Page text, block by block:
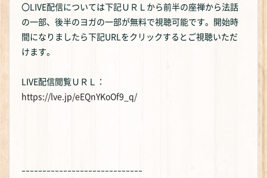
〇LIVE配信については下記ＵＲＬから前半の座禅から法話
の一部、後半のヨガの一部が無料で視聴可能です。開始時
間になりましたら下記URLをクリックするとご視聴いただ
けます。
LIVE配信閲覧ＵＲＬ：
https://lve.jp/eEQnYKoOf9_q/
ｰｰｰｰｰｰｰｰｰｰｰｰｰｰｰｰｰｰｰｰｰｰｰｰｰｰｰｰｰ